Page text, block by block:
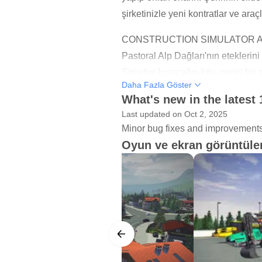
şirketinizle yeni kontratlar ve
CONSTRUCTION SIMULATOR
Pastoral Alp Dağları'nın
sürmeye uygun açık dünyayı
SON ÇIKAN ÖZELLİKLER:
Köprü yapımı ve heyecan verici
Oyunun birçok hayranının uzun
araç içinden çıkarabilir ve
14 MARKADAN 50'DEN FAZLA
Çok miktarda araç sizi bekliyor!
WIRTGEN GmbH, VÖGELE AG
kompakt ekskavatör veya T590
direksiyonuna geçin ve yerel
Daha Fazla Göster
What's new in the latest
Last updated on Oct 2, 2025
Minor bug fixes and
Oyun ve ekran